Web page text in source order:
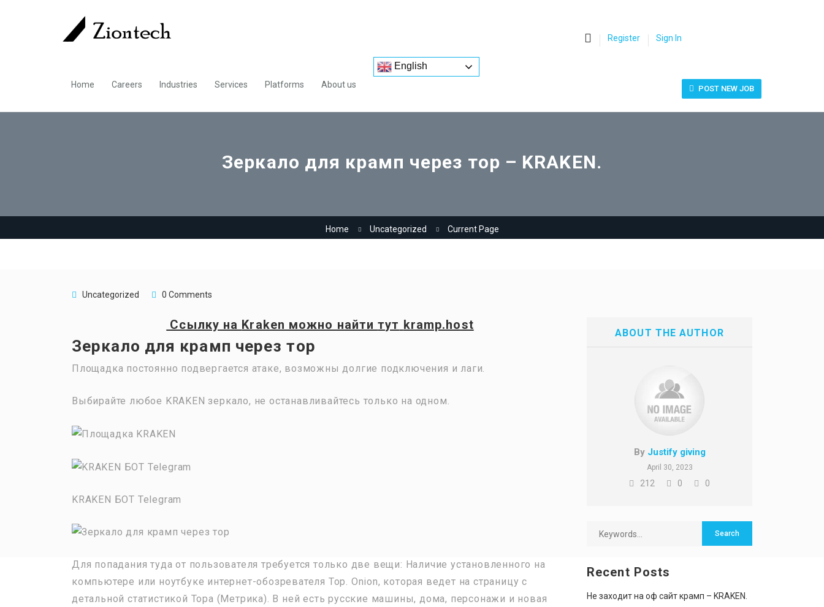
Home Careers Industries Services Platforms About us
English
Register Sign In
POST NEW JOB
Зеркало для крамп через тор – KRAKEN.
Home Uncategorized Current Page
Uncategorized 0 Comments
Ссылку на Kraken можно найтитут kramp.host
Зеркало для крамп через тор
Площадка постоянно подвергается атаке, возможны долгие подключения и лаги.
Выбирайте любое KRAKEN зеркало, не останавливайтесь только на одном.
KRAKEN БОТ Telegram
Для попадания туда от пользователя требуется только две вещи: Наличие установленного на
компьютере или ноутбуке интернет-обозревателя Тор. Onion, которая ведет на страницу с
детальной статистикой Тора (Метрика). В ней есть русские машины, дома, персонажи и новая
ABOUT THE AUTHOR
By Justify giving
April 30, 2023
212 0 0
Recent Posts
Не заходит на оф сайт крамп – KRAKEN.